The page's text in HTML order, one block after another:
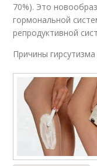
70%). Это
гормональной
репродуктивной
Причины